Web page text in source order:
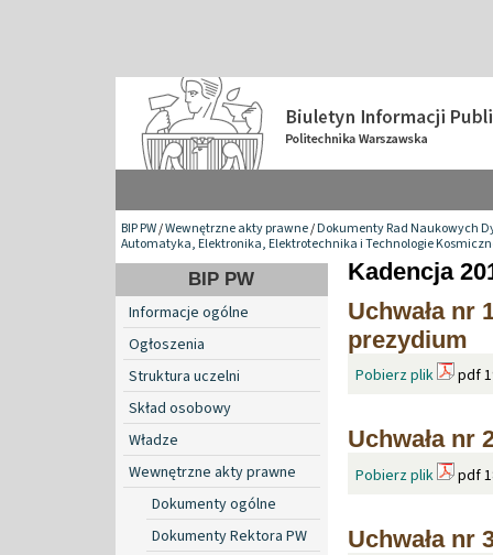
BIP PW/Wewnętrzne akty prawne/Dokumenty Rad Naukowych
Automatyka, Elektronika, Elektrotechnika i Technologie
BIP PW
Informacje ogólne
Ogłoszenia
Struktura uczelni
Skład osobowy
Władze
Wewnętrzne akty prawne
Dokumenty ogólne
Dokumenty Rektora PW
Kadencja
Uchwała nr
prezydium
Pobierz plik pdf
Uchwała nr
Pobierz plik pdf
Uchwała nr